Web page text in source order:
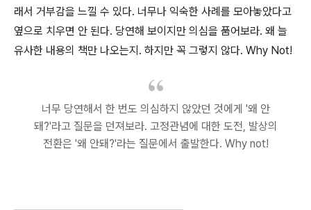
래서 거부감을 느낄 수 있다. 너무나 익숙한 사례를 모아놓았다고
옆으로 치우면 안 된다. 당연해 보이지만 의심을 품어보라. 왜 늘
유사한 내용의 책만 나오는지. 하지만 꼭 그렇지 않다. Why Not!
너무 당연해서 한 번도 의심하지 않았던 것에게 '왜 안
돼?'라고 질문을 던져보라. 고정관념에 대한 도전, 발상의
전환은 '왜 안돼?'라는 질문에서 출발한다. Why not!